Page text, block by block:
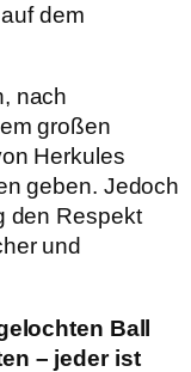
dem
nach
großen
Herkules
geben. Jedoch
den Respekt
und
Ball
– jeder ist